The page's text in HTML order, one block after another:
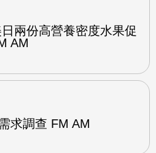
兩份高營養密度水果促
AM
求調查 FM AM